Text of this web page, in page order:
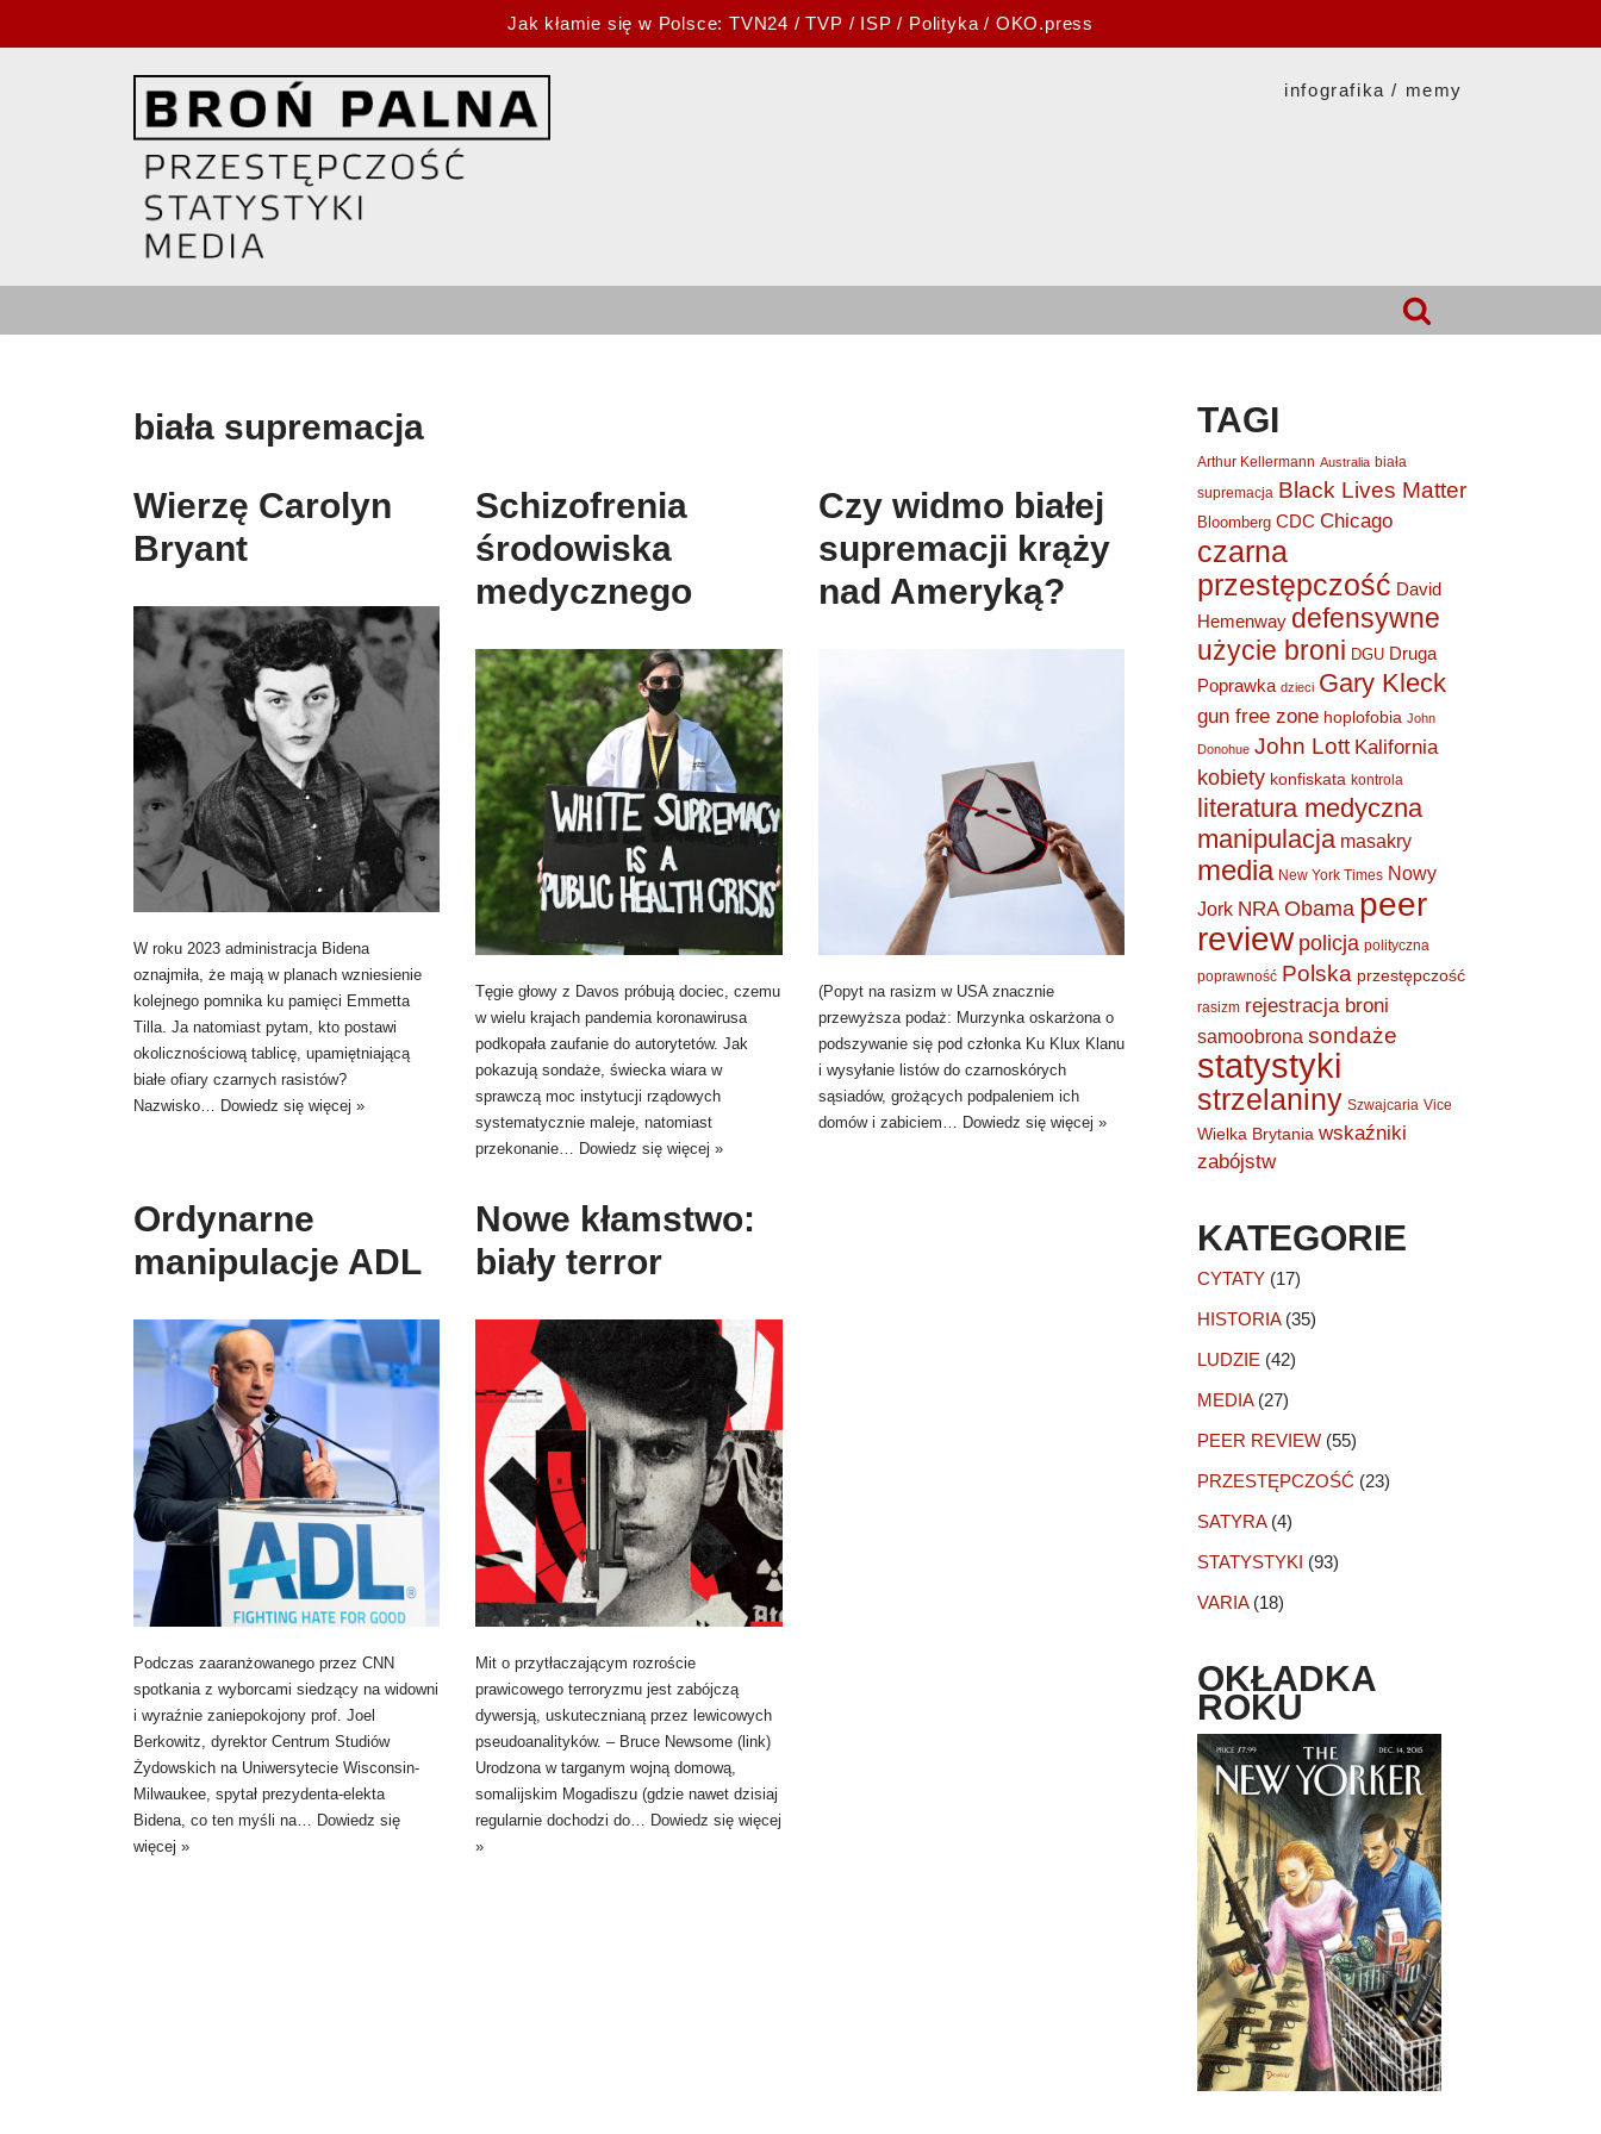
Jak kłamie się w Polsce: TVN24 /TVP / ISP / Polityka / OKO.press
infografika / memy
biała supremacja
Wierzę Carolyn
Bryant
W roku 2023 administracja Bidena
oznajmiła, że mają w planach wzniesienie
kolejnego pomnika ku pamięci Emmetta
Tilla. Ja natomiast pytam, kto postawi
okolicznościową tablicę, upamiętniającą
białe ofiary czarnych rasistów?
Nazwisko… Dowiedz się więcej »
Schizofrenia
środowiska
medycznego
Tęgie głowy z Davos próbują dociec, czemu
w wielu krajach pandemia koronawirusa
podkopała zaufanie do autorytetów. Jak
pokazują sondaże, świecka wiara w
sprawczą moc instytucji rządowych
systematycznie maleje, natomiast
przekonanie… Dowiedz się więcej »
Czy widmo białej
supremacji krąży
nad Ameryką?
(Popyt na rasizm w USA znacznie
przewyższa podaż: Murzynka oskarżona o
podszywanie się pod członka Ku Klux Klanu
i wysyłanie listów do czarnoskórych
sąsiadów, grożących podpaleniem ich
domów i zabiciem… Dowiedz się więcej »
Ordynarne
manipulacje ADL
Podczas zaaranżowanego przez CNN
spotkania z wyborcami siedzący na widowni
i wyraźnie zaniepokojony prof. Joel
Berkowitz, dyrektor Centrum Studiów
Żydowskich na Uniwersytecie Wisconsin-
Milwaukee, spytał prezydenta-elekta
Bidena, co ten myśli na…
Dowiedz się
więcej »
Nowe kłamstwo:
biały terror
Mit o przytłaczającym rozroście
prawicowego terroryzmu jest zabójczą
dywersją, uskutecznianą przez lewicowych
pseudoanalityków. – Bruce Newsome (link)
Urodzona w targanym wojną domową,
somalijskim Mogadiszu (gdzie nawet dzisiaj
regularnie dochodzi do…
Dowiedz się więcej
»
TAGI
Arthur Kellermann Australia biała
supremacja Black Lives Matter
Bloomberg CDC Chicago
czarna
przestępczość David
Hemenway defensywne
użycie broni DGU Druga
Poprawka dzieci Gary Kleck
gun free zone hoplofobia John
Donohue John Lott Kalifornia
kobiety konfiskata kontrola
literatura medyczna
manipulacja masakry
media New York Times Nowy
Jork NRA Obama peer
review policja polityczna
poprawność Polska przestępczość
rasizm rejestracja broni
samoobrona sondaże
statystyki
strzelaniny Szwajcaria Vice
Wielka Brytania wskaźniki
zabójstw
KATEGORIE
CYTATY(17)
HISTORIA(35)
LUDZIE (42)
MEDIA(27)
PEER REVIEW(55)
PRZESTĘPCZOŚĆ (23)
SATYRA(4)
STATYSTYKI (93)
VARIA(18)
OKŁADKA
ROKU